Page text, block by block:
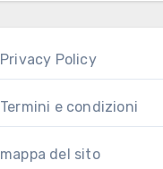
Privacy Policy
Termini e condizioni
mappa del sito